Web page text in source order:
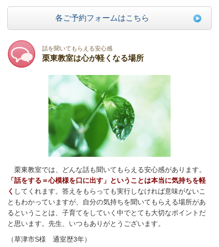
各ご予約フォームはこちら
話を聞いてもらえる安心感
栗東教室は心が軽くなる場所
栗東教室では、どんな話も聞いてもらえる安心感があります。
「話をする＝心模様を口に出す」ということは本当に気持ちを軽
く してくれます。答えをもらっても実行しなければ意味がないこ
ともわかっていますが、自分の気持ちを聞いてもらえる場所があ
るということは、子育てをしていく中でとても大切なポイントだ
と思います。先生、いつもありがとうございます。
（草津市S様 通室歴3年）